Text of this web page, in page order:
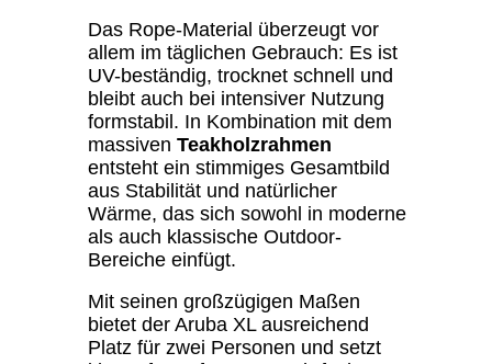
Das Rope-Material überzeugt vor
allem im täglichen Gebrauch: Es ist
UV-beständig, trocknet schnell und
bleibt auch bei intensiver Nutzung
formstabil. In Kombination mit dem
massiven Teakholzrahmen
entsteht ein stimmiges Gesamtbild
aus Stabilität und natürlicher
Wärme, das sich sowohl in moderne
als auch klassische Outdoor-
Bereiche einfügt.
Mit seinen großzügigen Maßen
bietet der Aruba XL ausreichend
Platz für zwei Personen und setzt